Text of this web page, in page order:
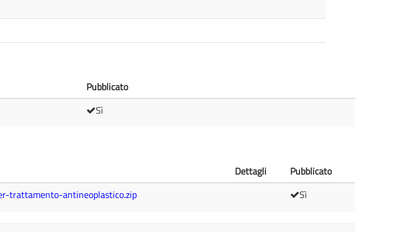
Pubblicato
Sì
Dettagli
Pubblicato
trattamento-antineoplastico.zip Sì